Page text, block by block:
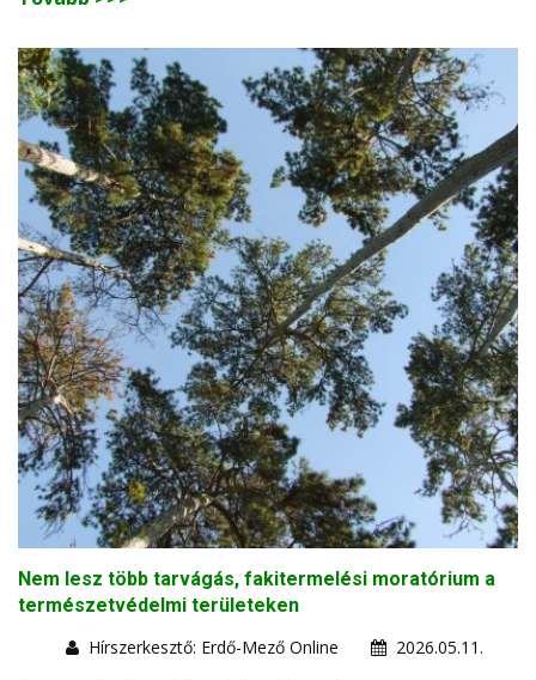
Nem lesz több tarvágás, fakitermelési moratórium a
természetvédelmi területeken
Hírszerkesztő: Erdő-Mező Online
2026.05.11.